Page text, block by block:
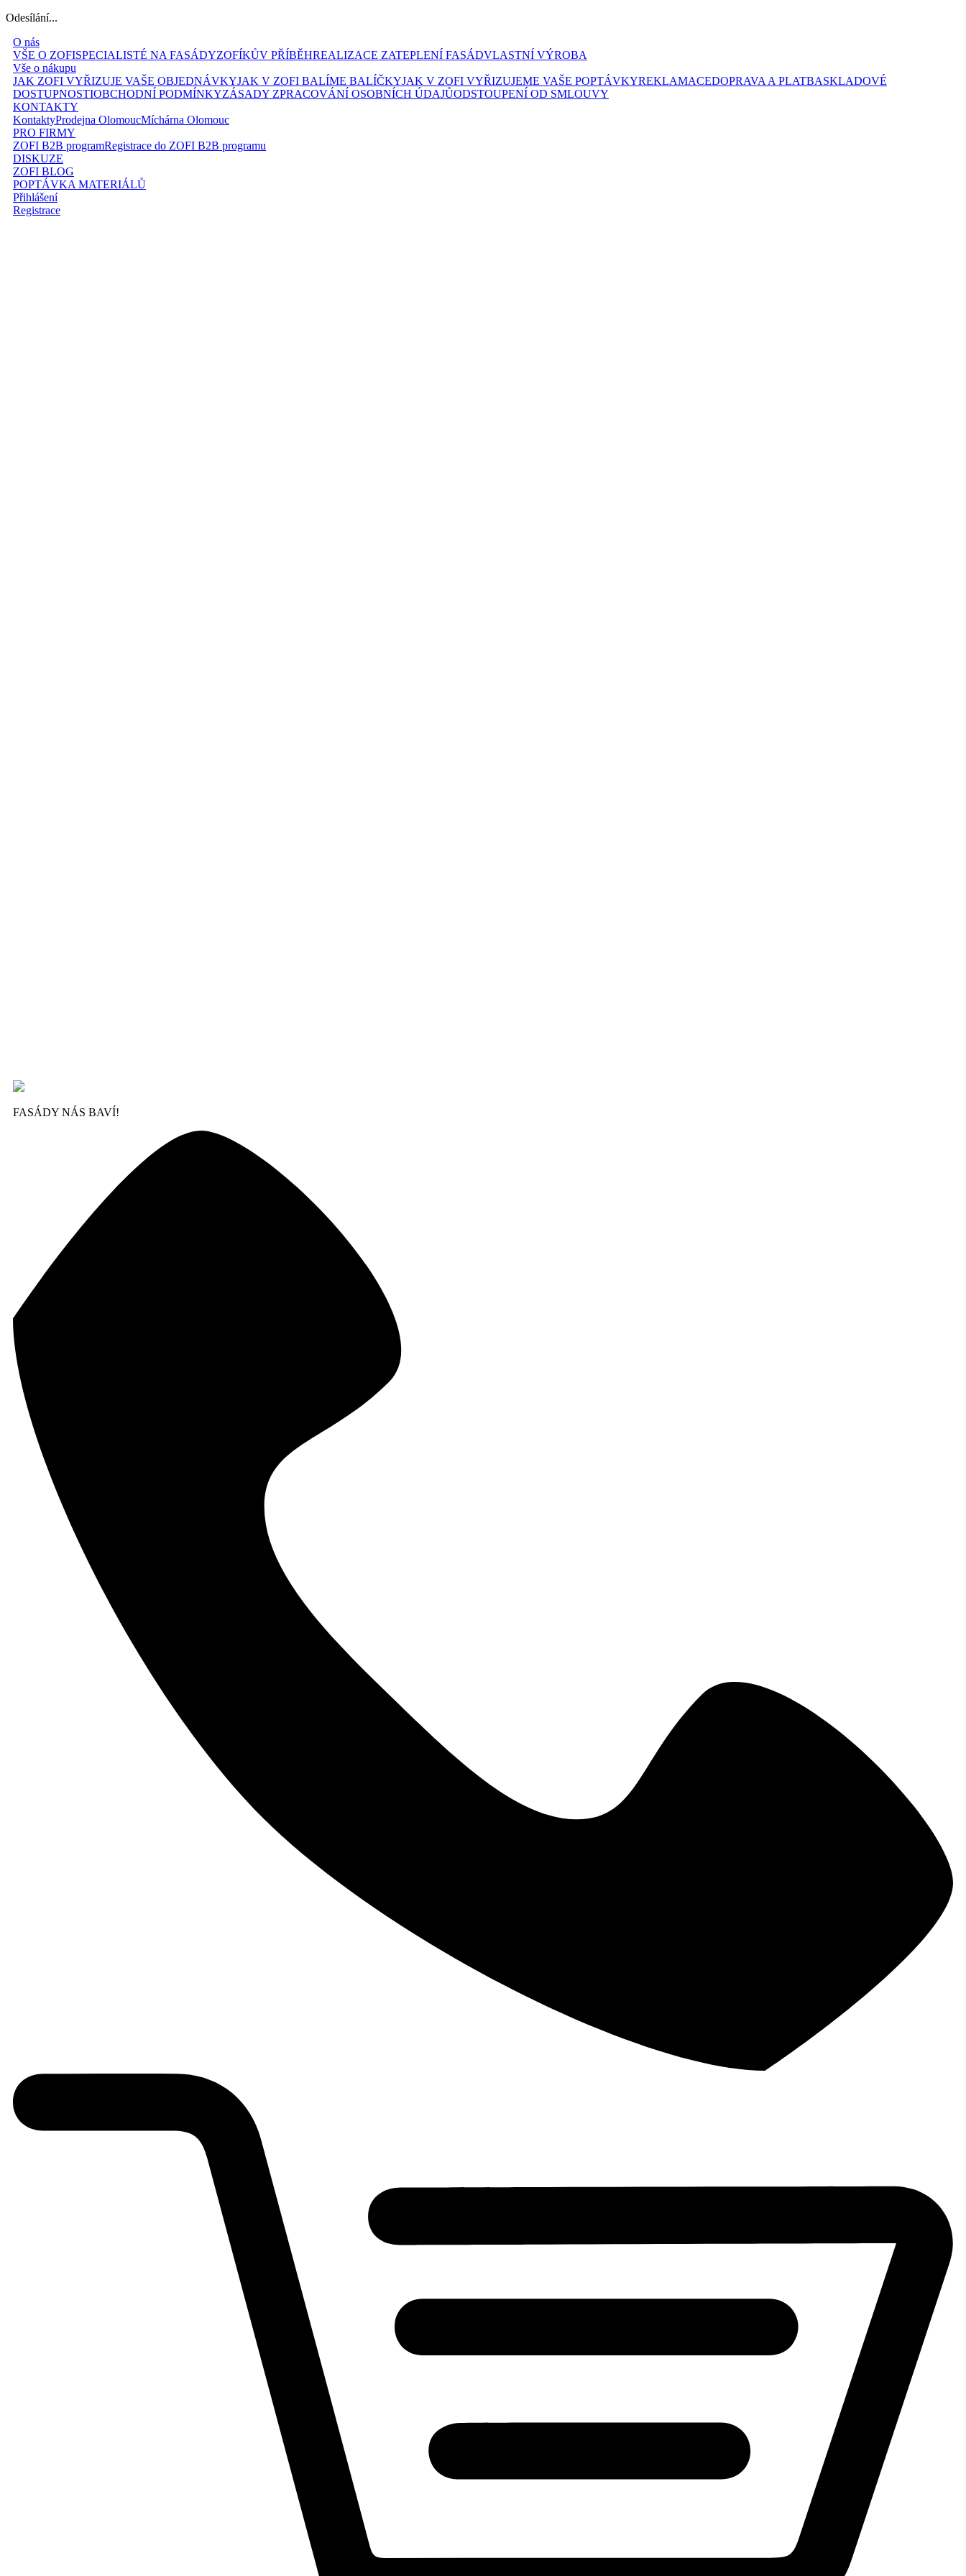
Odesílání...
O nás
VŠE O ZOFISPECIALISTÉ NA FASÁDYZOFÍKŮV PŘÍBĚHREALIZACE ZATEPLENÍ FASÁDVLASTNÍ VÝROBA
Vše o nákupu
JAK ZOFI VYŘIZUJE VAŠE OBJEDNÁVKYJAK V ZOFI BALÍME BALÍČKYJAK V ZOFI VYŘIZUJEME VAŠE POPTÁVKYREKLAMACEDOPRAVA A PLATBASKLADOVÉ
DOSTUPNOSTIOBCHODNÍ PODMÍNKYZÁSADY ZPRACOVÁNÍ OSOBNÍCH ÚDAJŮODSTOUPENÍ OD SMLOUVY
KONTAKTY
KontaktyProdejna OlomoucMíchárna Olomouc
PRO FIRMY
ZOFI B2B programRegistrace do ZOFI B2B programu
DISKUZE
ZOFI BLOG
POPTÁVKA MATERIÁLŮ
Přihlášení
Registrace
FASÁDY NÁS BAVÍ!